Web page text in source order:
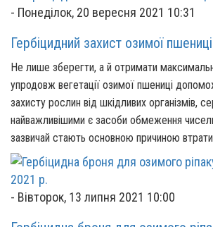
- Понеділок, 20 вересня 2021 10:31
Гербіцидний захист озимої пшениці
Не лише зберегти, а й отримати
упродовж вегетації озимої пшениці
захисту рослин від шкідливих організмів,
найважливішими є засоби обмеження
зазвичай стають основною причиною
- Вівторок, 13 липня 2021 10:00